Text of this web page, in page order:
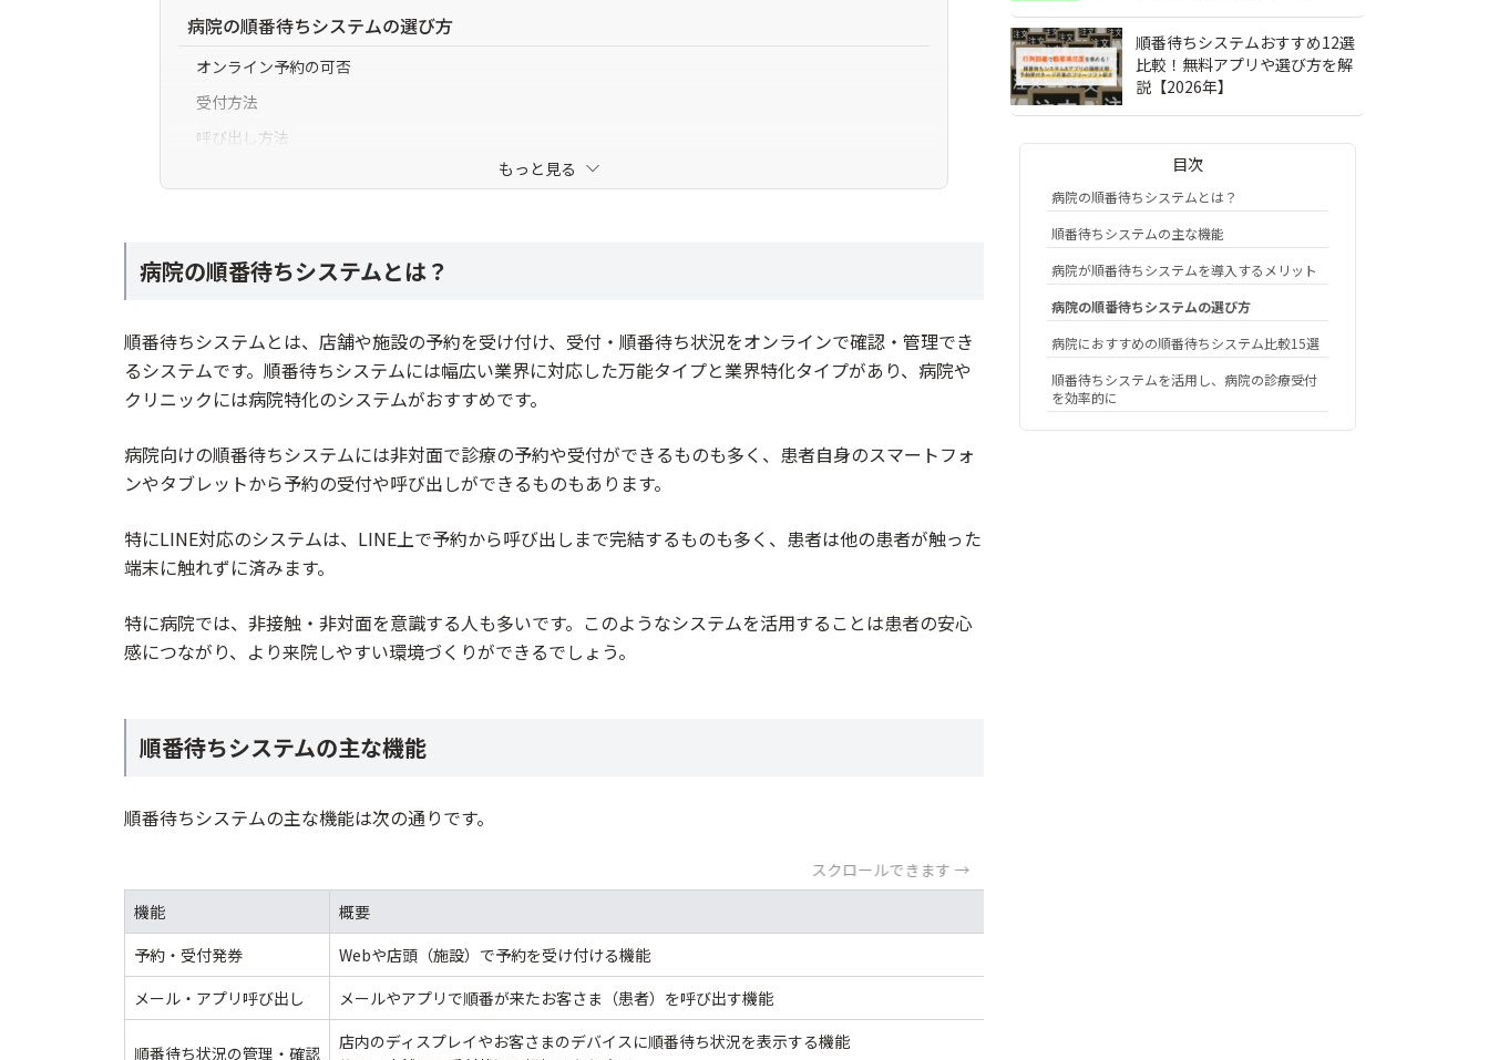
病院の順番待ちシステムの選び方
オンライン予約の可否
受付方法
呼び出し方法
エアリザーブ
調整さんカレンダー
ヨヤクル
アットリンク
3Bees
メディカル革命byGMO
アイリスト
順番待ちシステムを活用し、病院の診療受付を効率的に
もっと見る
病院の順番待ちシステムとは？
順番待ちシステムとは、店舗や施設の予約を受け付け、受付・順番待ち状況をオンラインで確認・管理でき
るシステムです。順番待ちシステムには幅広い業界に対応した万能タイプと業界特化タイプがあり、病院や
クリニックには病院特化のシステムがおすすめです。
病院向けの順番待ちシステムには非対面で診療の予約や受付ができるものも多く、患者自身のスマートフォ
ンやタブレットから予約の受付や呼び出しができるものもあります。
特にLINE対応のシステムは、LINE上で予約から呼び出しまで完結するものも多く、患者は他の患者が触った
端末に触れずに済みます。
特に病院では、非接触・非対面を意識する人も多いです。このようなシステムを活用することは患者の安心
感につながり、より来院しやすい環境づくりができるでしょう。
順番待ちシステムの主な機能
順番待ちシステムの主な機能は次の通りです。
スクロールできます →
機能
概要
予約・受付発券
Webや店頭（施設）で予約を受け付ける機能
メール・アプリ呼び出し
メールやアプリで順番が来たお客さま（患者）を呼び出す機能
順番待ち状況の管理・確認
店内のディスプレイやお客さまのデバイスに順番待ち状況を表示する機能
順番待ちシステムおすすめ12選
比較！無料アプリや選び方を解
説【2026年】
目次
病院の順番待ちシステムとは？
順番待ちシステムの主な機能
病院が順番待ちシステムを導入するメリット
病院の順番待ちシステムの選び方
病院におすすめの順番待ちシステム比較15選
順番待ちシステムを活用し、病院の診療受付
を効率的に